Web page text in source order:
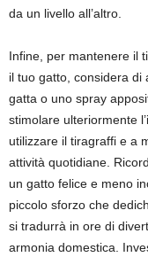
da un livello all’altro.
Infine, per mantenere il
il tuo gatto, considera di
gatta o uno spray
stimolare ulteriormente
utilizzare il tiragraffi e a
attività quotidiane.
un gatto felice e meno
piccolo sforzo che
si tradurrà in ore di
armonia domestica.